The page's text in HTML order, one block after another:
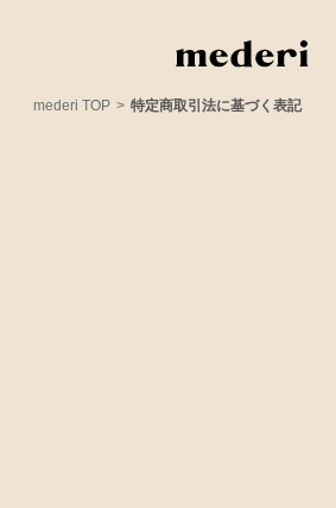
mederi TOP > 特定商取引法に基づく表記